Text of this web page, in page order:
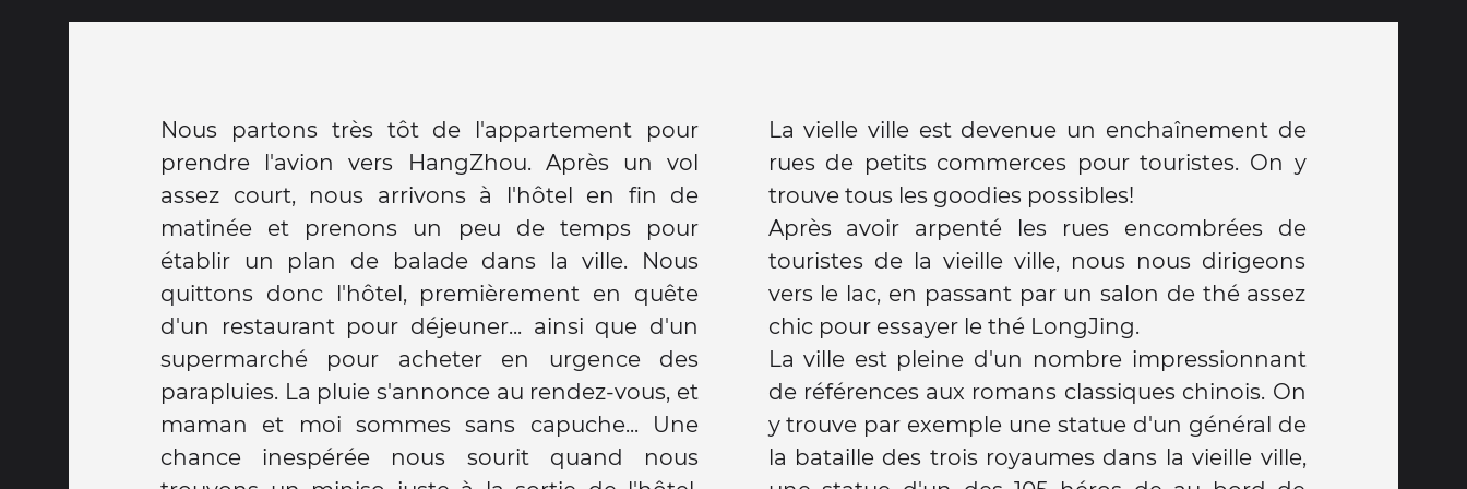
Nous partons très tôt de l'appartement pour
prendre l'avion vers HangZhou. Après un vol
assez court, nous arrivons à l'hôtel en fin de
matinée et prenons un peu de temps pour
établir un plan de balade dans la ville. Nous
quittons donc l'hôtel, premièrement en quête
d'un restaurant pour déjeuner... ainsi que d'un
supermarché pour acheter en urgence des
parapluies. La pluie s'annonce au rendez-vous, et
maman et moi sommes sans capuche... Une
chance inespérée nous sourit quand nous
La vielle ville est devenue un enchaînement de
rues de petits commerces pour touristes. On y
trouve tous les goodies possibles!
Après avoir arpenté les rues encombrées de
touristes de la vieille ville, nous nous dirigeons
vers le lac, en passant par un salon de thé assez
chic pour essayer le thé LongJing.
La ville est pleine d'un nombre impressionnant
de références aux romans classiques chinois. On
y trouve par exemple une statue d'un général de
la bataille des trois royaumes dans la vieille ville,